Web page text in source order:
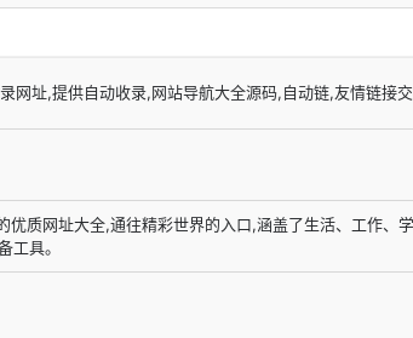
网址,提供自动收录,网站导航大全源码,自动链,友情链接交
优质网址大全,通往精彩世界的入口,涵盖了生活、工作、
工具。